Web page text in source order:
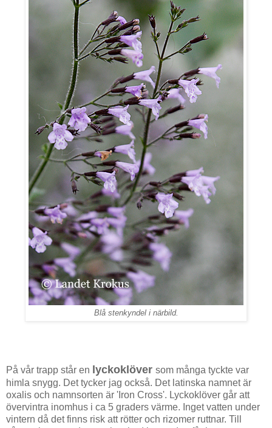
Blå stenkyndel i närbild.
På vår trapp står en lyckoklöver som många tyckte var
himla snygg. Det tycker jag också. Det latinska namnet är
oxalis och namnsorten är 'Iron Cross'. Lyckoklöver går att
övervintra inomhus i ca 5 graders värme. Inget vatten under
vintern då det finns risk att rötter och rizomer ruttnar. Till